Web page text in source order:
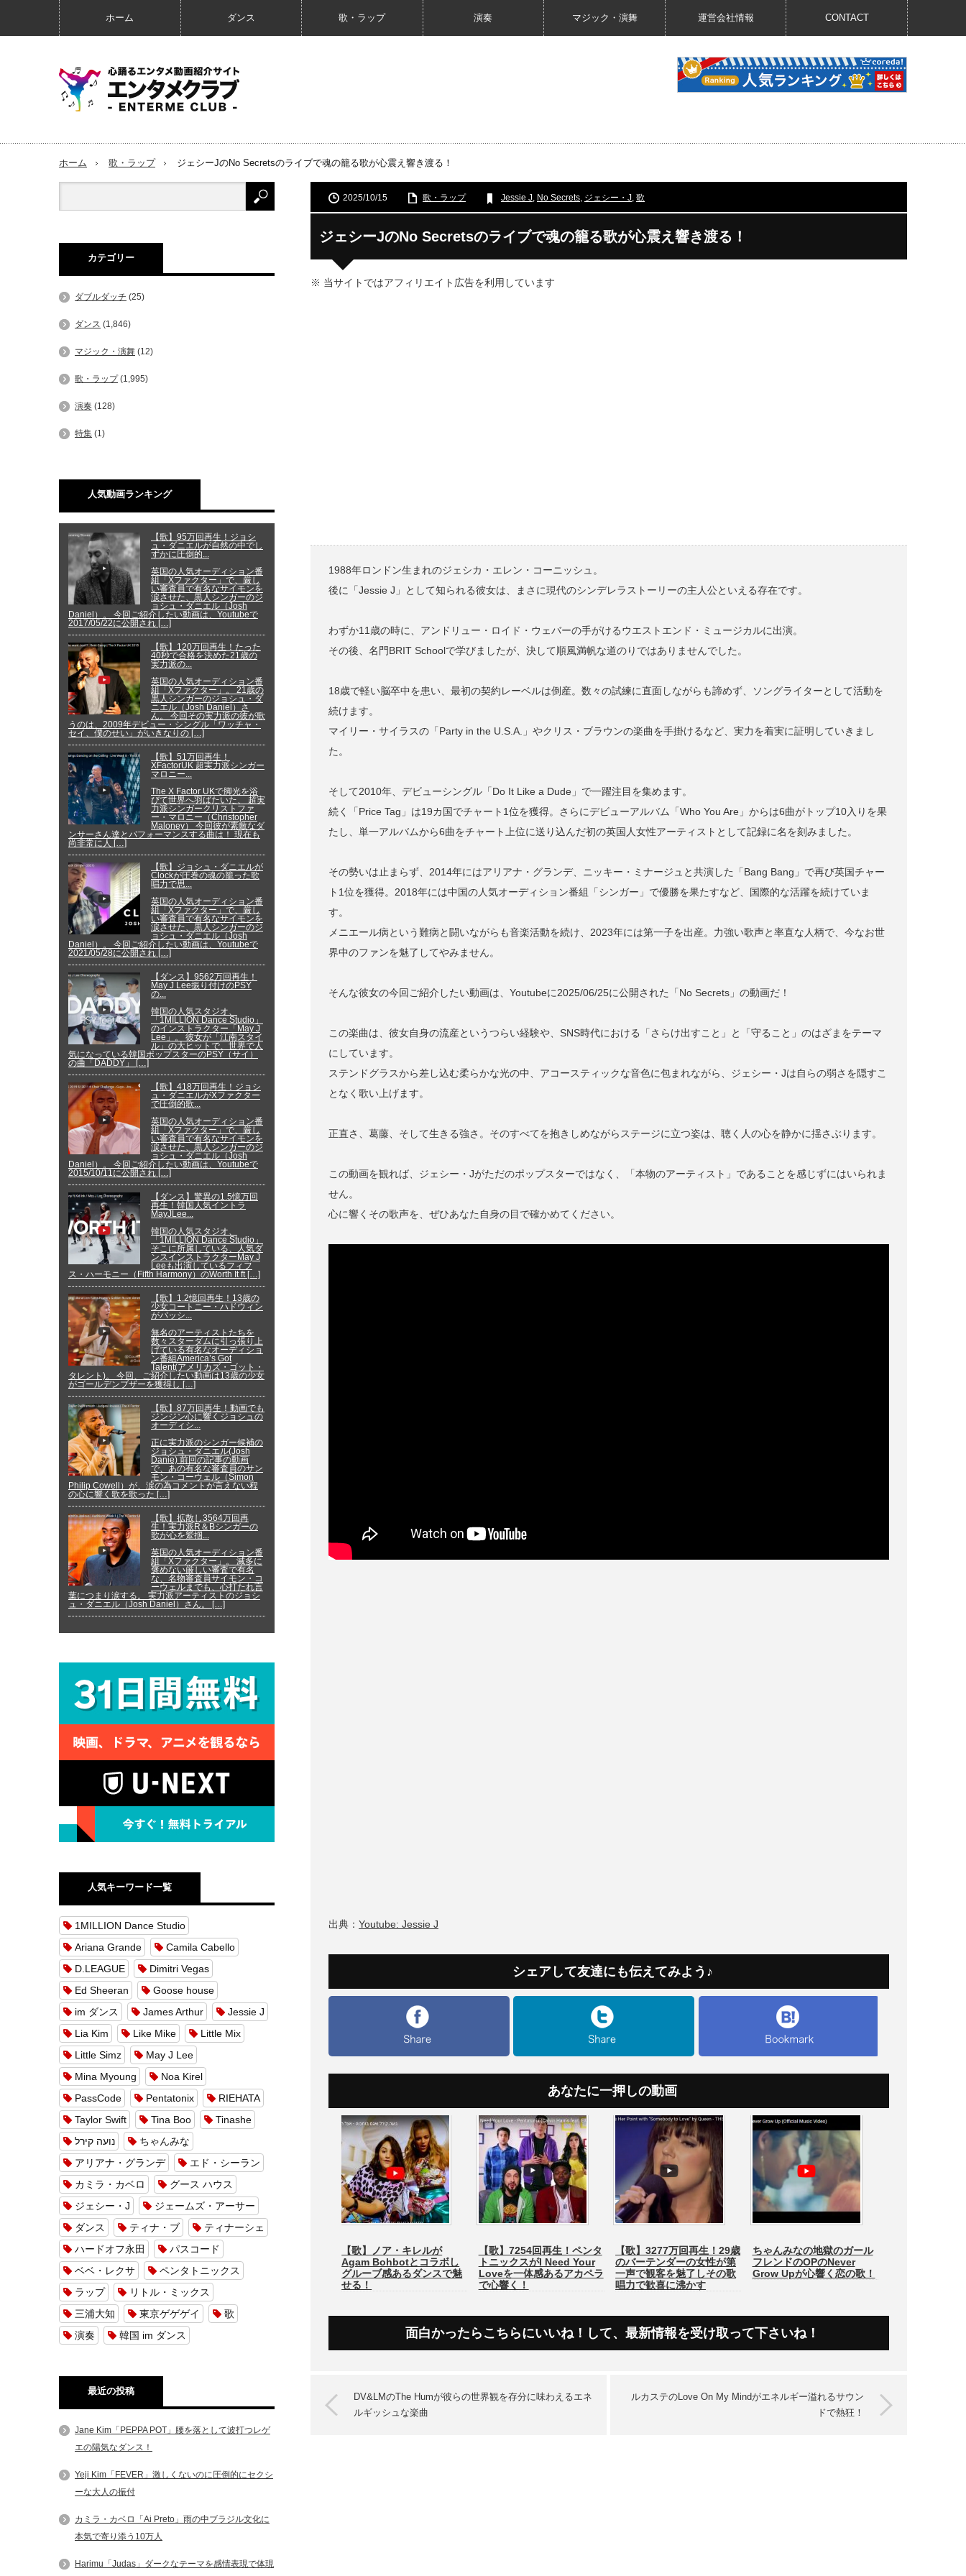
ホーム ダンス 歌・ラップ 演奏 マジック・演舞 運営会社情報 CONTACT
ホーム 歌・ラップ ジェシーJのNo Secretsのライブで魂の籠る歌が心震え響き渡る！
2025/10/15 歌・ラップ Jessie J, No Secrets, ジェシー・J, 歌
ジェシーJのNo Secretsのライブで魂の籠る歌が心震え響き渡る！
※ 当サイトではアフィリエイト広告を利用しています
1988年ロンドン生まれのジェシカ・エレン・コーニッシュ。
後に「Jessie J」として知られる彼女は、まさに現代のシンデレラストーリーの主人公といえる存在です。
わずか11歳の時に、アンドリュー・ロイド・ウェバーの手がけるウエストエンド・ミュージカルに出演。
その後、名門BRIT Schoolで学びましたが、決して順風満帆な道のりではありませんでした。
18歳で軽い脳卒中を患い、最初の契約レーベルは倒産。数々の試練に直面しながらも諦めず、ソングライターとして活動を
続けます。
マイリー・サイラスの「Party in the U.S.A.」やクリス・ブラウンの楽曲を手掛けるなど、実力を着実に証明していきまし
た。
そして2010年、デビューシングル「Do It Like a Dude」で一躍注目を集めます。
続く「Price Tag」は19カ国でチャート1位を獲得。さらにデビューアルバム「Who You Are」からは6曲がトップ10入りを果
たし、単一アルバムから6曲をチャート上位に送り込んだ初の英国人女性アーティストとして記録に名を刻みました。
その勢いは止まらず、2014年にはアリアナ・グランデ、ニッキー・ミナージュと共演した「Bang Bang」で再び英国チャー
ト1位を獲得。2018年には中国の人気オーディション番組「シンガー」で優勝を果たすなど、国際的な活躍を続けていま
す。
メニエール病という難病と闘いながらも音楽活動を続け、2023年には第一子を出産。力強い歌声と率直な人柄で、今なお世
界中のファンを魅了してやみません。
そんな彼女の今回ご紹介したい動画は、Youtubeに2025/06/25に公開された「No Secrets」の動画だ！
この楽曲は、彼女自身の流産というつらい経験や、SNS時代における「さらけ出すこと」と「守ること」のはざまをテーマ
にしています。
ステンドグラスから差し込む柔らかな光の中、アコースティックな音色に包まれながら、ジェシー・Jは自らの弱さを隠すこ
となく歌い上げます。
正直さ、葛藤、そして生きる強さ。そのすべてを抱きしめながらステージに立つ姿は、聴く人の心を静かに揺さぶります。
この動画を観れば、ジェシー・Jがただのポップスターではなく、「本物のアーティスト」であることを感じずにはいられま
せん。
心に響くその歌声を、ぜひあなた自身の目で確かめてください。
出典： Youtube: Jessie J
シェアして友達にも伝えてみよう♪
あなたに一押しの動画
【歌】ノア・キレルが
Agam Bohbotとコラボし
グルーブ感あるダンスで魅
せる！
【歌】7254回再生！ペンタ
トニックスがI Need Your
Loveを一体感あるアカペラ
で心響く！
【歌】3277万回再生！29歳
のバーテンダーの女性が第
一声で観客を魅了しその歌
唱力で歓喜に沸かす
ちゃんみなの地獄のガール
フレンドのOPのNever
Grow Upが心響く恋の歌！
面白かったらこちらにいいね！して、最新情報を受け取って下さいね！
DV&LMのThe Humが彼らの世界観を存分に味わえるエネ
ルギッシュな楽曲
ルカステのLove On My Mindがエネルギー溢れるサウン
ドで熱狂！
カテゴリー
ダブルダッチ (25)
ダンス (1,846)
マジック・演舞 (12)
歌・ラップ(1,995)
演奏 (128)
特集 (1)
人気動画ランキング
【歌】95万回再生！ジョシ
ュ・ダニエルが自然の中でし
ずかに圧倒的...
英国の人気オーディション番
組「Xファクター」で、厳し
い審査員で有名なサイモンを
涙させた、黒人シンガーのジ
ョシュ・ダニエル（Josh
Daniel）。 今回ご紹介したい動画は、Youtubeで
2017/05/22に公開され […]
【歌】120万回再生！たった
40秒で合格を決めた21歳の
実力派の...
英国の人気オーディション番
組「Xファクター」。 21歳の
黒人シンガーのジョシュ・ダ
ニエル（Josh Daniel）さ
ん。 今回その実力派の彼が歌
うのは、2009年デビュー・シングル「ワッチャ・
セイ、僕のせい」がいきなりの […]
【歌】51万回再生！
XFactorUK 超実力派シンガー
マロニー...
The X Factor UKで脚光を浴
びて世界へ羽ばたいた、 超実
力派シンガークリストファ
ー・マロニー（Christopher
Maloney） 今回彼が素敵なダ
ンサーさん達とパフォーマンスする曲は！ 現在も
尚非常に人 […]
【歌】ジョシュ・ダニエルが
Clockが圧巻の魂の籠った歌
唱力で思...
英国の人気オーディション番
組「Xファクター」で、厳し
い審査員で有名なサイモンを
涙させた、黒人シンガーのジ
ョシュ・ダニエル（Josh
Daniel）。 今回ご紹介したい動画は、Youtubeで
2021/05/28に公開され […]
【ダンス】9562万回再生！
May J Lee振り付けのPSY
の...
韓国の人気スタジオ、
「1MILLION Dance Studio」
のインストラクター「May J
Lee」。 彼女が「江南スタイ
ル」の大ヒットで、世界で人
気になっている韓国ポップスターのPSY（サイ）
の曲「DADDY」 […]
【歌】418万回再生！ジョシ
ュ・ダニエルがXファクター
で圧倒的歌...
英国の人気オーディション番
組「Xファクター」で、厳し
い審査員で有名なサイモンを
涙させた、黒人シンガーのジ
ョシュ・ダニエル（Josh
Daniel）。 今回ご紹介したい動画は、Youtubeで
2015/10/11に公開され […]
【ダンス】驚異の1.5憶万回
再生！韓国人気イントラ
MayJLee...
韓国の人気スタジオ、
「1MILLION Dance Studio」
そこに所属している、人気ダ
ンスインストラクターMay J
Leeも出演しているフィフ
ス・ハーモニー（Fifth Harmony）のWorth It ft […]
【歌】1.2憶回再生！13歳の
少女コートニー・ハドウィン
がパッシ...
無名のアーティストたちを
数々スターダムに引っ張り上
げている有名なオーディショ
ン番組America’s Got
Talent(アメリカズ・ゴット・
タレント)。 今回、ご紹介したい動画は13歳の少女
がゴールデンブザーを獲得し […]
【歌】87万回再生！動画でも
ジンジン心に響くジョシュの
オーディシ...
正に実力派のシンガー候補の
ジョシュ・ダニエル(Josh
Danie) 前回の記事の動画
で、あの有名な審査員のサン
モン・コーウェル（Simon
Philip Cowell）が、涙の為コメントが言えない程
の心に響く歌を歌った […]
【歌】拡散し3564万回再
生！実力派R＆Bシンガーの
歌が心を鷲掴...
英国の人気オーディション番
組「Xファクター」。 滅多に
褒めない厳しい審査で有名
な、名物審査員サイモン・コ
ーウェルまでも、心打たれ言
葉につまり涙する。 実力派アーティストのジョシ
ュ・ダニエル（Josh Daniel）さん。 […]
人気キーワード一覧
1MILLION Dance Studio
Ariana Grande
Camila Cabello
D.LEAGUE
Dimitri Vegas
Ed Sheeran
Goose house
im ダンス
James Arthur
Jessie J
Lia Kim
Like Mike
Little Mix
Little Simz
May J Lee
Mina Myoung
Noa Kirel
PassCode
Pentatonix
RIEHATA
Taylor Swift
Tina Boo
Tinashe
נועה קירל
ちゃんみな
アリアナ・グランデ
エド・シーラン
カミラ・カベロ
グース ハウス
ジェシー・J
ジェームズ・アーサー
ダンス
ティナ・ブ
ティナーシェ
ハードオフ永田
パスコード
ベベ・レクサ
ペンタトニックス
ラップ
リトル・ミックス
三浦大知
東京ゲゲゲイ
歌
演奏
韓国 im ダンス
最近の投稿
Jane Kim「PEPPA POT」腰を落として波打つレゲ
エの陽気なダンス！
Yeji Kim「FEVER」激しくないのに圧倒的にセクシ
ーな大人の振付
カミラ・カベロ「Ai Preto」雨の中ブラジル文化に
本気で寄り添う10万人
Harimu「Judas」ダークなテーマを感情表現で体現